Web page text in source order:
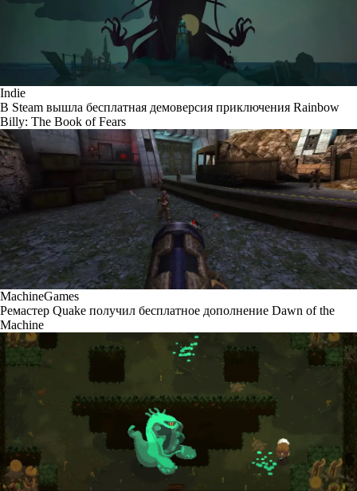
Indie
В Steam вышла бесплатная демоверсия приключения Rainbow
Billy: The Book of Fears
MachineGames
Ремастер Quake получил бесплатное дополнение Dawn of the
Machine